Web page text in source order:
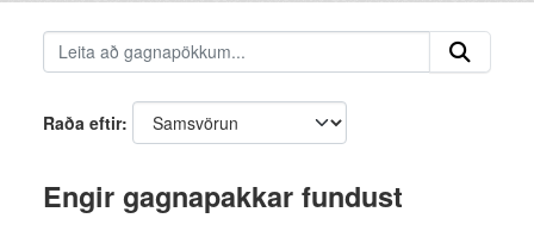
Raða eftir
Engir gagnapakkar fundust